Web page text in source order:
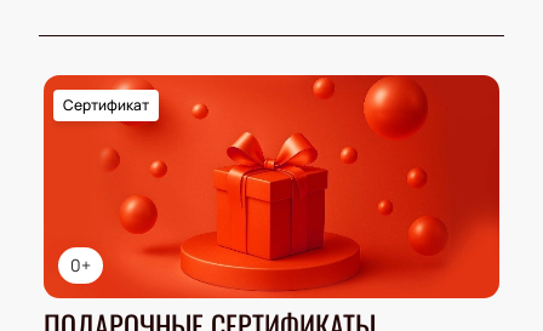
0+
Сертификат